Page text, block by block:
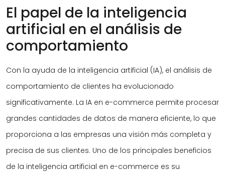
El papel de la inteligencia
artificial en el análisis de
comportamiento
Con la ayuda de la inteligencia artificial (IA), el análisis de
comportamiento de clientes ha evolucionado
significativamente. La IA en e-commerce permite procesar
grandes cantidades de datos de manera eficiente, lo que
proporciona a las empresas una visión más completa y
precisa de sus clientes. Uno de los principales beneficios
de la inteligencia artificial en e-commerce es su